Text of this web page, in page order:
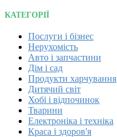
КАТЕГОРІЇ
Послуги і бізнес
Нерухомість
Авто і запчастини
Дім і сад
Продукти харчування
Дитячий світ
Хобі і відпочинок
Тварини
Електроніка і техніка
Краса і здоров'я